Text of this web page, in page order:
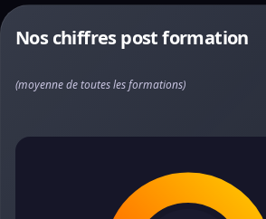
Nos chiffres post formation
(moyenne de toutes les formations)